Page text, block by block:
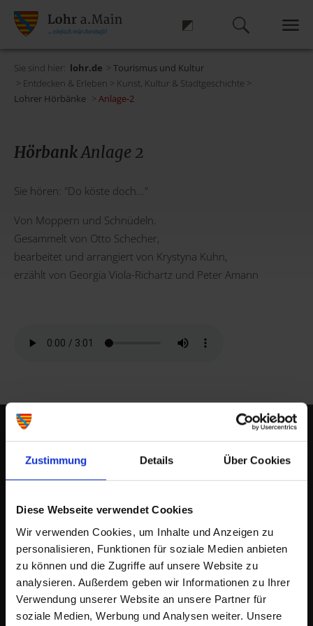
Zustimmung Details Über Cookies
Diese Webseite verwendet Cookies
Wir verwenden Cookies, um Inhalte und Anzeigen zu
personalisieren, Funktionen für soziale Medien anbieten
zu können und die Zugriffe auf unsere Website zu
analysieren. Außerdem geben wir Informationen zu Ihrer
Verwendung unserer Website an unsere Partner für
soziale Medien, Werbung und Analysen weiter. Unsere
Sie sind hier: lohr.de > Tourismus und Kultur
> Entdecken & Erleben > Kunst, Kultur & Stadtgeschichte >
Lohrer Hörbänke > Anlage-2
HörbankAnlage 2
Sie hören: "Do köste doch..."
Von Moppern und Schnüdeln.
Gesammelt von Otto Schecher,
bearbeitet und arrangiert von Krystyna Kuhn,
erzählt von Georgia Viola-Richartz und Peter Amann
Stadt Lohr auf Facebook
Stadt Lohr auf Instagram